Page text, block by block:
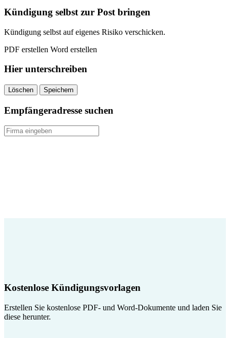
quantity
Kündigung selbst zur Post bringen
Kündigung selbst auf eigenes Risiko verschicken.
PDF erstellen Word erstellen
Hier unterschreiben
Löschen Speichern
Empfängeradresse suchen
Kostenlose Kündigungsvorlagen
Erstellen Sie kostenlose PDF- und Word-Dokumente und laden Sie
diese herunter.